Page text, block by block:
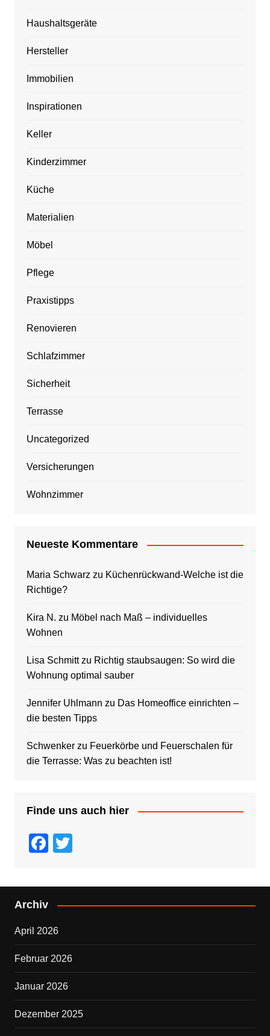
Haushaltsgeräte
Hersteller
Immobilien
Inspirationen
Keller
Kinderzimmer
Küche
Materialien
Möbel
Pflege
Praxistipps
Renovieren
Schlafzimmer
Sicherheit
Terrasse
Uncategorized
Versicherungen
Wohnzimmer
Neueste Kommentare
Maria Schwarz zu Küchenrückwand-Welche ist die
Richtige?
Kira N. zu Möbel nach Maß – individuelles
Wohnen
Lisa Schmittzu Richtig staubsaugen: So wird die
Wohnung optimal sauber
Jennifer Uhlmann zu Das Homeoffice einrichten –
die besten Tipps
Schwenkerzu Feuerkörbe und Feuerschalen für
die Terrasse: Was zu beachten ist!
Finde uns auch hier
F
c
e
o
o
k
tt
er
Archiv
April 2026
Februar 2026
Januar 2026
Dezember 2025